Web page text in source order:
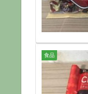
食品